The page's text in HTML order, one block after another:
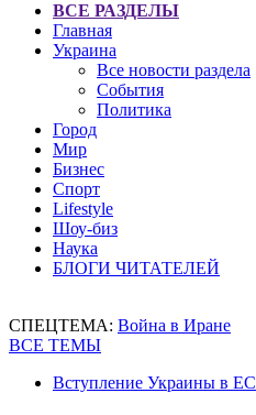
ВСЕ РАЗДЕЛЫ
Главная
Украина
Все новости раздела
События
Политика
Город
Мир
Бизнес
Спорт
Lifestyle
Шоу-биз
Наука
БЛОГИ ЧИТАТЕЛЕЙ
СПЕЦТЕМА: Война в Иране
ВСЕ ТЕМЫ
Вступление Украины в ЕС